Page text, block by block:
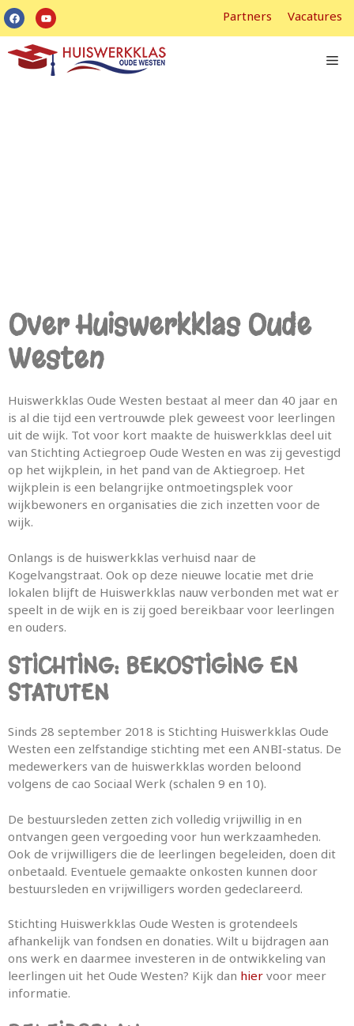
Partners Vacatures
Over Huiswerkklas Oude
Westen
Huiswerkklas Oude Westen bestaat al meer dan 40 jaar en
is al die tijd een vertrouwde plek geweest voor leerlingen
uit de wijk. Tot voor kort maakte de huiswerkklas deel uit
van Stichting Actiegroep Oude Westen en was zij gevestigd
op het wijkplein, in het pand van de Aktiegroep. Het
wijkplein is een belangrijke ontmoetingsplek voor
wijkbewoners en organisaties die zich inzetten voor de
wijk.
Onlangs is de huiswerkklas verhuisd naar de
Kogelvangstraat. Ook op deze nieuwe locatie met drie
lokalen blijft de Huiswerkklas nauw verbonden met wat er
speelt in de wijk en is zij goed bereikbaar voor leerlingen
en ouders.
STICHTING: BEKOSTIGING EN
STATUTEN
Sinds 28 september 2018 is Stichting Huiswerkklas Oude
Westen een zelfstandige stichting met een ANBI-status. De
medewerkers van de huiswerkklas worden beloond
volgens de cao Sociaal Werk (schalen 9 en 10).
De bestuursleden zetten zich volledig vrijwillig in en
ontvangen geen vergoeding voor hun werkzaamheden.
Ook de vrijwilligers die de leerlingen begeleiden, doen dit
onbetaald. Eventuele gemaakte onkosten kunnen door
bestuursleden en vrijwilligers worden gedeclareerd.
Stichting Huiswerkklas Oude Westen is grotendeels
afhankelijk van fondsen en donaties. Wilt u bijdragen aan
ons werk en daarmee investeren in de ontwikkeling van
leerlingen uit het Oude Westen? Kijk dan hier voor meer
informatie.